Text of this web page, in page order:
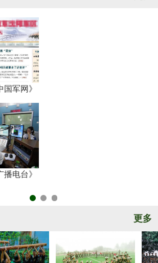
军网》
播电台》
更多